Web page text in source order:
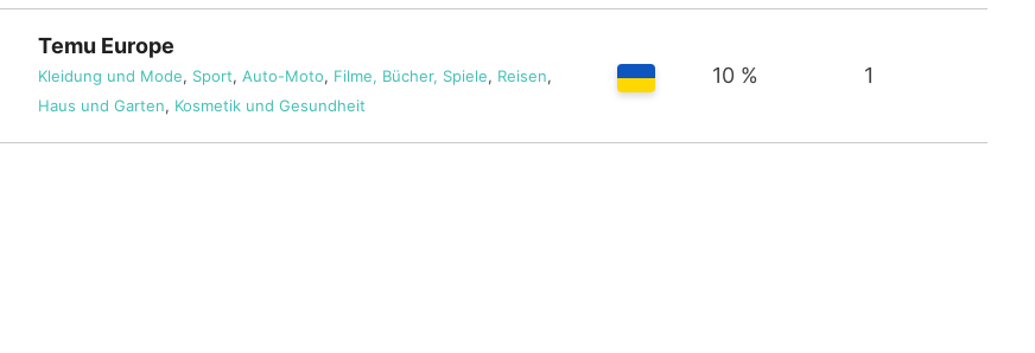
Temu Europe
Kleidung und Mode, Sport, Auto-Moto, Filme, Bücher, Spiele, Reisen,
Haus und Garten, Kosmetik und Gesundheit
10 % 1